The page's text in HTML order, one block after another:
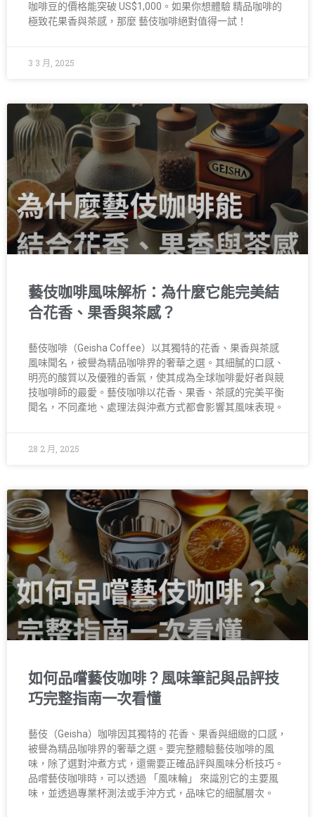
咖啡豆的價格能突破 US$1,000。如果你想體驗 精品咖啡的
極致花果香與茶感，那麼 藝伎咖啡絕對值得一試！
3 3 月, 2025
藝伎咖啡風味解析：為什麼它能完美結
合花香、果香與茶感？
藝伎咖啡（Geisha Coffee）以其獨特的花香、果香與茶感
風味聞名，被譽為精品咖啡界的奢華之選。其細膩的口感、
明亮的酸質以及優雅的香氣，使其成為全球咖啡愛好者與競
技咖啡師的最愛。藝伎咖啡以花香、果香、茶感的完美平衡
聞名，不同產地、處理法與沖煮方式都會影響其風味表現。
28 2 月, 2025
如何品嚐藝伎咖啡？風味筆記與品評技
巧完整指南一次看懂
藝伎（Geisha）咖啡因其獨特的 花香、果香與細緻的口感，
被譽為精品咖啡界的奢華之選。要完整體驗藝伎咖啡的風
味，除了選對沖煮方式，還需要正確品評與風味分析技巧。
品嚐藝伎咖啡時，可以透過 「風味輪」 來識別它的主要風
味，並透過專業杯測法或手沖方式，品味它的細膩層次。